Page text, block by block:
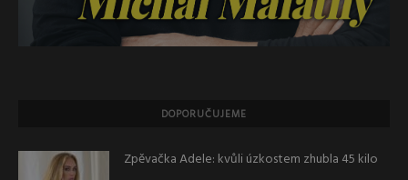
DOPORUČUJEME
Zpěvačka Adele: kvůli úzkostem zhubla 45 kilo